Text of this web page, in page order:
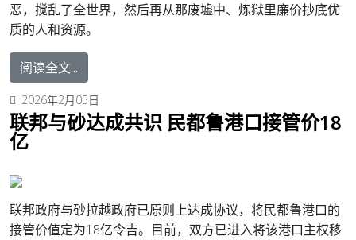
恶，搅乱了全世界，然后再从那废墟中、炼狱里廉价抄底优
质的人和资源。
阅读全文...
2026年2月05日
联邦与砂达成共识 民都鲁港口接管价18
亿
联邦政府与砂拉越政府已原则上达成协议，将民都鲁港口的
接管价值定为18亿令吉。目前，双方已进入将该港口主权移